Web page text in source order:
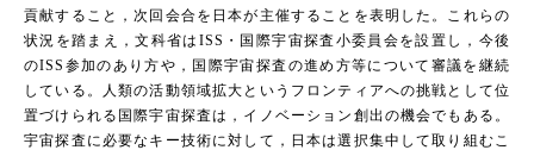
貢献すること，次回会合を日本が主催することを表明した。これらの
状況を踏まえ，文科省はISS・国際宇宙探査小委員会を設置し，今後
のISS参加のあり方や，国際宇宙探査の進め方等について審議を継続
している。人類の活動領域拡大というフロンティアへの挑戦として位
置づけられる国際宇宙探査は，イノベーション創出の機会でもある。
宇宙探査に必要なキー技術に対して，日本は選択集中して取り組むこ